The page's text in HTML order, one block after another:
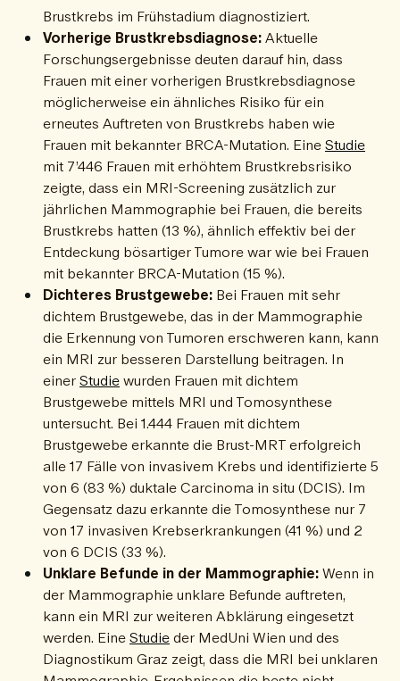
Brustkrebs im Frühstadium diagnostiziert.
Vorherige Brustkrebsdiagnose:Aktuelle
Forschungsergebnisse deuten darauf hin, dass
Frauen mit einer vorherigen Brustkrebsdiagnose
möglicherweise ein ähnliches Risiko für ein
erneutes Auftreten von Brustkrebs haben wie
Frauen mit bekannter BRCA-Mutation. EineStudie
mit 7’446 Frauen mit erhöhtem Brustkrebsrisiko
zeigte, dass ein MRI-Screening zusätzlich zur
jährlichen Mammographie bei Frauen, die bereits
Brustkrebs hatten (13 %), ähnlich effektiv bei der
Entdeckung bösartiger Tumore war wie bei Frauen
mit bekannter BRCA-Mutation (15 %).
Dichteres Brustgewebe: Bei Frauen mit sehr
dichtem Brustgewebe, das in der Mammographie
die Erkennung von Tumoren erschweren kann, kann
ein MRI zur besseren Darstellung beitragen. In
einerStudiewurden Frauen mit dichtem
Brustgewebe mittels MRI und Tomosynthese
untersucht. Bei 1.444 Frauen mit dichtem
Brustgewebe erkannte die Brust-MRT erfolgreich
alle 17 Fälle von invasivem Krebs und identifizierte 5
von 6 (83 %) duktale Carcinoma in situ (DCIS). Im
Gegensatz dazu erkannte die Tomosynthese nur 7
von 17 invasiven Krebserkrankungen (41 %) und 2
von 6 DCIS (33 %).
Unklare Befunde in der Mammographie:Wenn in
der Mammographie unklare Befunde auftreten,
kann ein MRI zur weiteren Abklärung eingesetzt
werden. EineStudieder MedUni Wien und des
Diagnostikum Graz zeigt, dass die MRI bei unklaren